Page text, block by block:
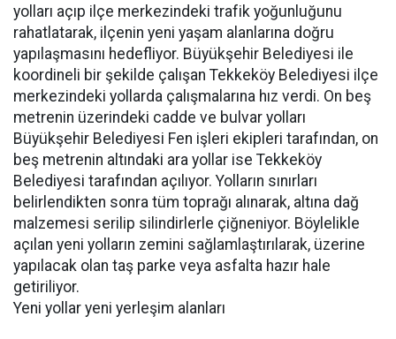
yolları açıp ilçe merkezindeki trafik yoğunluğunu
rahatlatarak, ilçenin yeni yaşam alanlarına doğru
yapılaşmasını hedefliyor. Büyükşehir Belediyesi ile
koordineli bir şekilde çalışan Tekkeköy Belediyesi ilçe
merkezindeki yollarda çalışmalarına hız verdi. On beş
metrenin üzerindeki cadde ve bulvar yolları
Büyükşehir Belediyesi Fen işleri ekipleri tarafından, on
beş metrenin altındaki ara yollar ise Tekkeköy
Belediyesi tarafından açılıyor. Yolların sınırları
belirlendikten sonra tüm toprağı alınarak, altına dağ
malzemesi serilip silindirlerle çiğneniyor. Böylelikle
açılan yeni yolların zemini sağlamlaştırılarak, üzerine
yapılacak olan taş parke veya asfalta hazır hale
getiriliyor.
Yeni yollar yeni yerleşim alanları